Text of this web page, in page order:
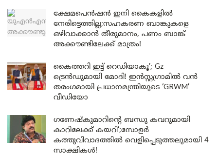
ക്ഷേമപെൻഷൻ ഇനി കൈകളിൽ
നേരിട്ടെത്തില്ല;സഹകരണ ബാങ്കുകളെ
ഒഴിവാക്കാൻ തീരുമാനം, പണം ബാങ്ക്
അക്കൗണ്ടിലേക്ക് മാത്രം!
കൈത്തറി ഇട്ട് റെഡിയാകൂ’; Gz
ട്രെൻഡുമായി മോദി! ഇൻസ്റ്റഗ്രാമിൽ വൻ
തരംഗമായി പ്രധാനമന്ത്രിയുടെ ‘GRWM’
വീഡിയോ
ഗണേഷ്കുമാറിന്റെ ബന്ധു കവറുമായി
കാറിലേക്ക് കയറി’;സോളർ
കത്തുവിവാദത്തിൽ വെളിപ്പെടുത്തലുമായി 4
സാക്ഷികൾ!